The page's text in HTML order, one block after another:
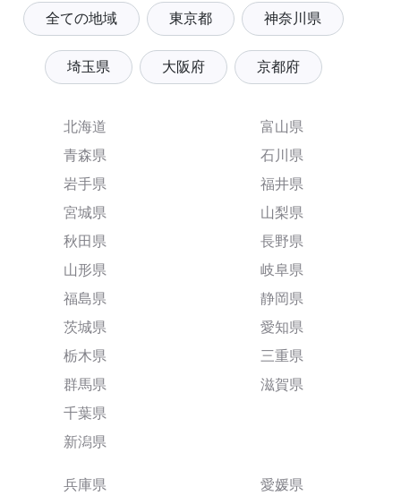
全ての地域 東京都 神奈川県
埼玉県 大阪府 京都府
北海道
青森県
岩手県
宮城県
秋田県
山形県
福島県
茨城県
栃木県
群馬県
千葉県
新潟県
富山県
石川県
福井県
山梨県
長野県
岐阜県
静岡県
愛知県
三重県
滋賀県
兵庫県
愛媛県